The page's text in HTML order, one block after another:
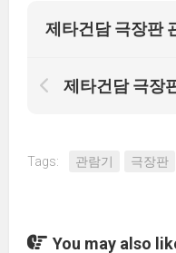
제타건담 극장판
제타건담 극장
Tags: 관람기 극장판
You may also